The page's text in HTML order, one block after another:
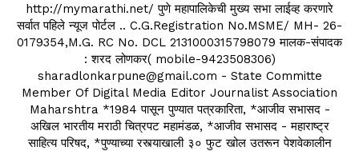
http://mymarathi.net/ पुणे महापालिकेची मुख्य सभा लाईव्ह करणारे
सर्वात पहिले न्यूज पोर्टल .. C.G.Registration No.MSME/ MH- 26-
0179354,M.G. RC No. DCL 2131000315798079 मालक-संपादक
: शरद लोणकर( mobile-9423508306)
sharadlonkarpune@gmail.com - State Committe
Member Of Digital Media Editor Journalist Association
Maharshtra *1984 पासून पुण्यात पत्रकारिता, *आजीव सभासद -
अखिल भारतीय मराठी चित्रपट महामंडळ, *आजीव सभासद - महाराष्ट्र
साहित्य परिषद, *पुण्याच्या रस्त्याखाली ३० फुट खोल उतरून पेशवेकालीन